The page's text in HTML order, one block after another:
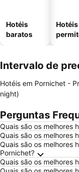
Hotéis
baratos
Intervalo de
Hotéis em Pornichet -
night)
Perguntas
Quais são os melhores
Quais são os melhores
Quais são os melhores
Pornichet?
Quais são os melhores